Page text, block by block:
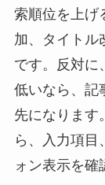
索順位を上げ
加、タイトル
です。反対に
低いなら、記
先になります
ら、入力項目
ォン表示を確